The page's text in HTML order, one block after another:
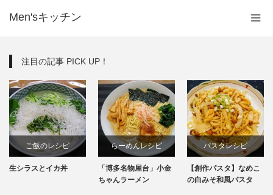
Men'sキッチン
注目の記事 PICK UP！
ご飯のレシピ
料理レシピ
生シラスとイカ丼
らーめんレシピ
インスタント
「博多名物屋台」小金
ちゃんラーメン
パスタレシピ
【創作パスタ】なめこ
の白みそ和風パスタ